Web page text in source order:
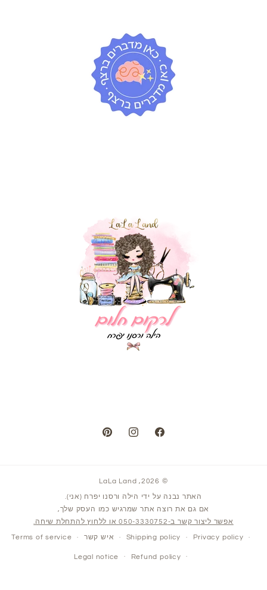
Facebook
Instagram
Pinterest
LaLa Land
האתר נבנה על ידי הילה ורסנו יפרח (אני).
אם גם את רוצה אתר שמרגיש כמו העסק שלך,
אפשר ליצור קשר ב-050-3330752 או ללחוץ להתחלת שיחה.
Privacy policy
Shipping policy איש קשר Terms of service
Refund policy
Legal notice